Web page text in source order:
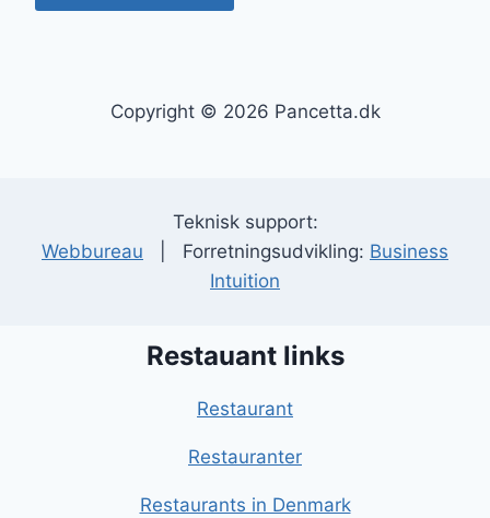
Copyright © 2026 Pancetta.dk
Teknisk support:
Webbureau | Forretningsudvikling: Business
Intuition
Restauant links
Restaurant
Restauranter
Restaurants in Denmark